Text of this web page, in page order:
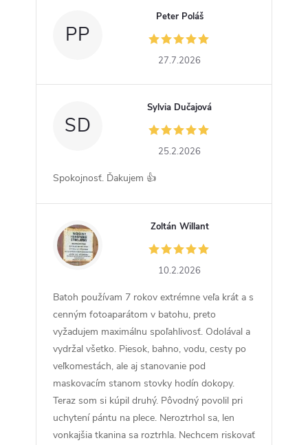
PP
Peter Poláš
27.7.2026
SD
Sylvia Dučajová
25.2.2026
Spokojnosť. Ďakujem 👍
ZW
Zoltán Willant
10.2.2026
Batoh používam 7 rokov extrémne veľa krát a s
cenným fotoaparátom v batohu, preto
vyžadujem maximálnu spoľahlivosť. Odolával a
vydržal všetko. Piesok, bahno, vodu, cesty po
veľkomestách, ale aj stanovanie pod
maskovacím stanom stovky hodín dokopy.
Teraz som si kúpil druhý. Pôvodný povolil pri
uchytení pántu na plece. Neroztrhol sa, len
vonkajšia tkanina sa roztrhla. Nechcem riskovať